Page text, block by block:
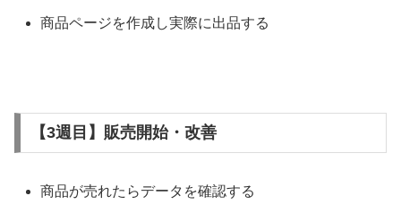
商品ページを作成し実際に出品する
【3週目】販売開始・改善
商品が売れたらデータを確認する